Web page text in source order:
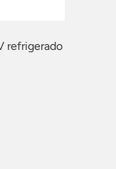
refrigerado